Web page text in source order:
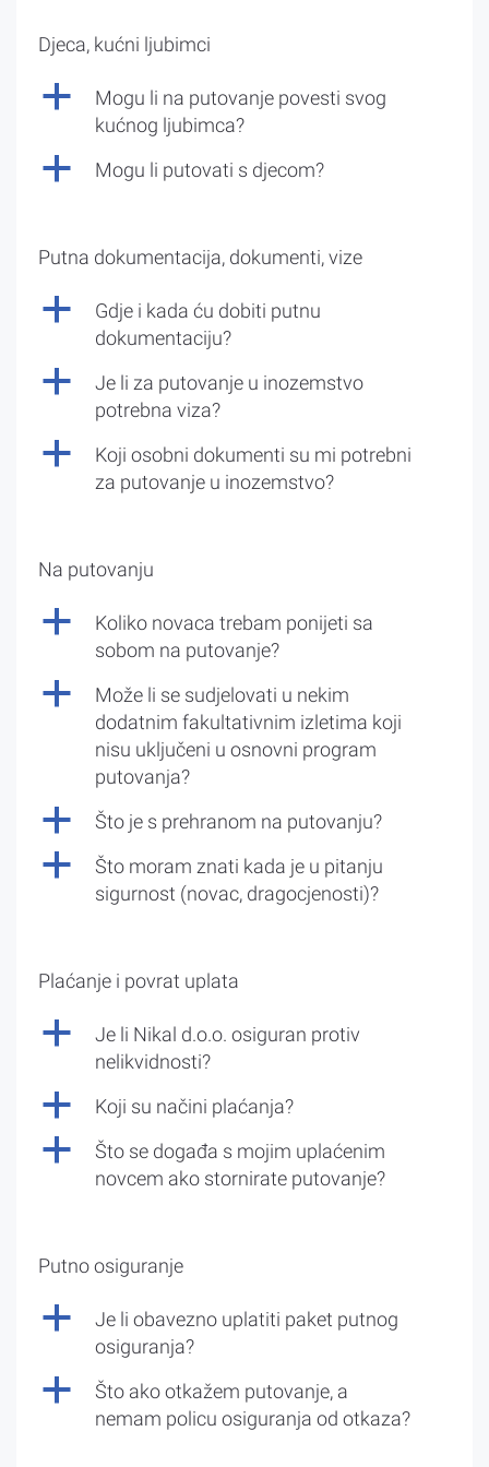
Djeca, kućni ljubimci
a
Mogu li na putovanje povesti svog
kućnog ljubimca?
a Mogu li putovati s djecom?
Putna dokumentacija, dokumenti, vize
a
Gdje i kada ću dobiti putnu
dokumentaciju?
a
Je li za putovanje u inozemstvo
potrebna viza?
a
Koji osobni dokumenti su mi potrebni
za putovanje u inozemstvo?
Na putovanju
a
Koliko novaca trebam ponijeti sa
sobom na putovanje?
a
Može li se sudjelovati u nekim
dodatnim fakultativnim izletima koji
nisu uključeni u osnovni program
putovanja?
a Što je s prehranom na putovanju?
a
Što moram znati kada je u pitanju
sigurnost (novac, dragocjenosti)?
Plaćanje i povrat uplata
a
Je li Nikal d.o.o. osiguran protiv
nelikvidnosti?
a Koji su načini plaćanja?
a
Što se događa s mojim uplaćenim
novcem ako stornirate putovanje?
Putno osiguranje
a
Je li obavezno uplatiti paket putnog
osiguranja?
a
Što ako otkažem putovanje, a
nemam policu osiguranja od otkaza?